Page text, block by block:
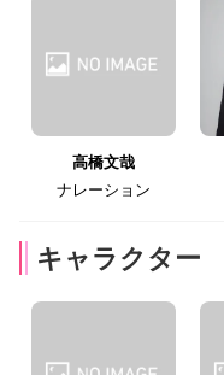
高橋文哉
ナレーション
キャラクター